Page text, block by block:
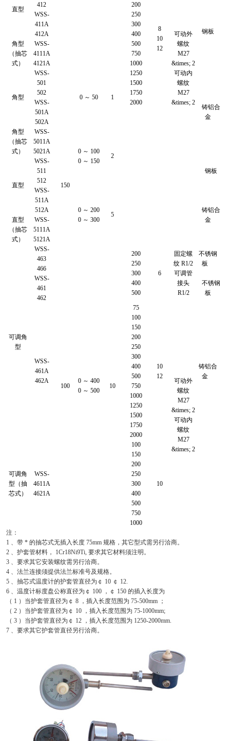
200
250
300
400
500
750
1000
1250
1500
1750
2000
8
10
12
可动外
螺纹
M27
&times; 2
可动内
螺纹
M27
&times; 2
直型
412
钢板
WSS-
411A
412A
角型
（抽芯
式）
WSS-
4111A
4121A
角型
WSS-
501
502
0 ～ 50
1
铸铝合
金
WSS-
501A
502A
角型
（抽芯
式）
WSS-
5011A
5021A
150
0 ～ 100
0 ～ 150
2
直型
WSS-
511
512
钢板
WSS-
511A
512A
0 ～ 200
0 ～ 300
5
铸铝合
金
直型
（抽芯
式）
WSS-
5111A
5121A
可调角
型
WSS-
463
466
100
0 ～ 400
0 ～ 500
10
200
250
300
400
500
6
固定螺
纹 R1/2
可调管
接头
R1/2
不锈钢
板
WSS-
461
462
不锈钢
板
WSS-
461A
462A
75
100
150
200
250
300
400
500
750
1000
1250
1500
1750
2000
10
12
可动外
螺纹
M27
&times; 2
可动内
螺纹
M27
&times; 2
铸铝合
金
可调角
型（抽
芯式）
WSS-
4611A
4621A
100
150
200
250
300
400
500
750
1000
10
注：
1 、带 * 的抽芯式无插入长度 75mm 规格，其它型式需另行洽商。
2 、护套管材料， 1Cr18Ni9Ti, 要求其它材料须注明。
3 、要求其它安装螺纹需另行洽商。
4 、法兰连接须提供法兰标准号及规格。
5 、抽芯式温度计的护套管直径为￠ 10 ￠ 12.
6 、温度计标度盘公称直径为￠ 100 ，￠ 150 的插入长度为
（ 1 ）当护套管直径为￠ 8 ，插入长度范围为 75-500mm ；
（ 2 ）当护套管直径为￠ 10 ，插入长度范围为 75-1000mm;
（ 3 ）当护套管直径为￠ 12 ，插入长度范围为 1250-2000mm.
7 、要求其它护套管直径另行洽商。